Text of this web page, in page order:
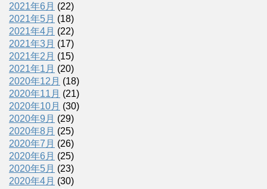
2021年6月 (22)
2021年5月 (18)
2021年4月 (22)
2021年3月 (17)
2021年2月 (15)
2021年1月 (20)
2020年12月 (18)
2020年11月 (21)
2020年10月 (30)
2020年9月 (29)
2020年8月 (25)
2020年7月 (26)
2020年6月 (25)
2020年5月 (23)
2020年4月 (30)